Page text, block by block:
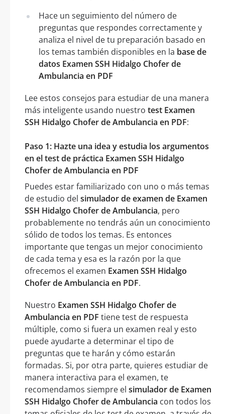
Hace un seguimiento del número de
preguntas que respondes correctamente y
analiza el nivel de tu preparación basado en
los temas también disponibles en la base de
datos Examen SSH Hidalgo Chofer de
Ambulancia en PDF
Lee estos consejos para estudiar de una manera
más inteligente usando nuestro test Examen
SSH Hidalgo Chofer de Ambulancia en PDF:
Paso 1: Hazte una idea y estudia los argumentos
en el test de práctica Examen SSH Hidalgo
Chofer de Ambulancia en PDF
Puedes estar familiarizado con uno o más temas
de estudio del simulador de examen de Examen
SSH Hidalgo Chofer de Ambulancia, pero
probablemente no tendrás aún un conocimiento
sólido de todos los temas. Es entonces
importante que tengas un mejor conocimiento
de cada tema y esa es la razón por la que
ofrecemos el examen Examen SSH Hidalgo
Chofer de Ambulancia en PDF.
Nuestro Examen SSH Hidalgo Chofer de
Ambulancia en PDF tiene test de respuesta
múltiple, como si fuera un examen real y esto
puede ayudarte a determinar el tipo de
preguntas que te harán y cómo estarán
formadas. Si, por otra parte, quieres estudiar de
manera interactiva para el examen, te
recomendamos siempre el simulador de Examen
SSH Hidalgo Chofer de Ambulancia con todos los